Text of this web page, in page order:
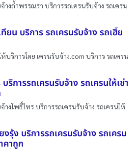
างถ้ำพรรณรา บริการรถเครนรับจ้าง รถเครน
ยน บริการ รถเครนรับจ้าง รถเฮี๊ย
บริการโดย เครนรับจ้าง.com บริการ รถเครน
ริการรถเครนรับจ้าง รถเครนให้เช่า
างโพธิ์ไทร บริการรถเครนรับจ้าง รถเครนให้
งรุ้ง บริการรถเครนรับจ้าง รถเครน
คาถูก